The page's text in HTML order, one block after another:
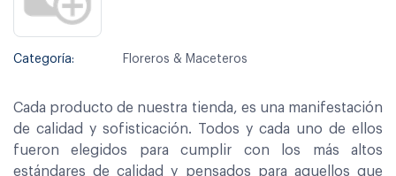
Categoría: Floreros & Maceteros
Cada producto de nuestra tienda, es una manifestación
de calidad y sofisticación. Todos y cada uno de ellos
fueron elegidos para cumplir con los más altos
estándares de calidad y pensados para aquellos que